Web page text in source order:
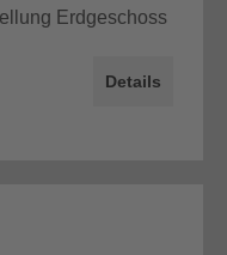
Erdgeschoss
Details